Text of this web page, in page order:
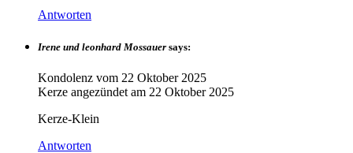
Antworten
Irene und leonhard Mossauer says:
Kondolenz vom 22 Oktober 2025
Kerze angezündet am 22 Oktober 2025
Kerze-Klein
Antworten